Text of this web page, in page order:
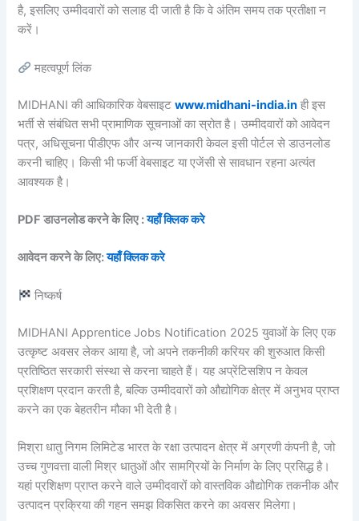
है, इसलिए उम्मीदवारों को सलाह दी जाती है कि वे अंतिम समय तक प्रतीक्षा न
करें।
महत्वपूर्ण लिंक
MIDHANI की आधिकारिक वेबसाइटwww.midhani-india.in ही इस
भर्ती से संबंधित सभी प्रामाणिक सूचनाओं का स्रोत है। उम्मीदवारों को आवेदन
पत्र, अधिसूचना पीडीएफ और अन्य जानकारी केवल इसी पोर्टल से डाउनलोड
करनी चाहिए। किसी भी फर्जी वेबसाइट या एजेंसी से सावधान रहना अत्यंत
आवश्यक है।
PDF डाउनलोड करने के लिए :यहाँ क्लिक करे
आवेदन करने के लिए:यहाँ क्लिक करे
निष्कर्ष
MIDHANI Apprentice Jobs Notification 2025 युवाओं के लिए एक
उत्कृष्ट अवसर लेकर आया है, जो अपने तकनीकी करियर की शुरुआत किसी
प्रतिष्ठित सरकारी संस्था से करना चाहते हैं। यह अप्रेंटिसशिप न केवल
प्रशिक्षण प्रदान करती है, बल्कि उम्मीदवारों को औद्योगिक क्षेत्र में अनुभव प्राप्त
करने का एक बेहतरीन मौका भी देती है।
मिश्रा धातु निगम लिमिटेड भारत के रक्षा उत्पादन क्षेत्र में अग्रणी कंपनी है, जो
उच्च गुणवत्ता वाली मिश्र धातुओं और सामग्रियों के निर्माण के लिए प्रसिद्ध है।
यहां प्रशिक्षण प्राप्त करने वाले उम्मीदवारों को वास्तविक औद्योगिक तकनीक और
उत्पादन प्रक्रिया की गहन समझ विकसित करने का अवसर मिलेगा।